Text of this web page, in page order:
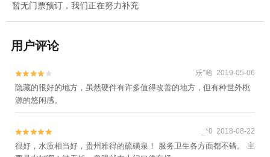
暂无门票预订，我们正在努力补充
用户评论

 乐*哈 2019-05-06
隐藏的很好的地方，虽然硬件有许多值得改善的地方，但有种世外桃
源的悠闲感。

 _*0 2018-08-22
很好，水质相当好，贵州难得的硫磺泉！ 服务卫生各方面都不错。 主